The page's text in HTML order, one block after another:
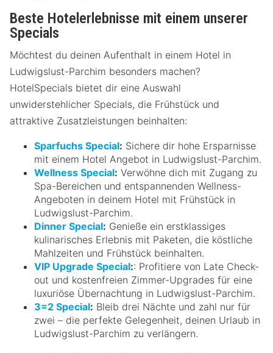
Beste Hotelerlebnisse mit einem unserer
Specials
Möchtest du deinen Aufenthalt in einem Hotel in
Ludwigslust-Parchim besonders machen?
HotelSpecials bietet dir eine Auswahl
unwiderstehlicher Specials, die Frühstück und
attraktive Zusatzleistungen beinhalten:
Sparfuchs Special: Sichere dir hohe Ersparnisse
mit einem Hotel Angebot in Ludwigslust-Parchim.
Wellness Special: Verwöhne dich mit Zugang zu
Spa-Bereichen und entspannenden Wellness-
Angeboten in deinem Hotel mit Frühstück in
Ludwigslust-Parchim.
Dinner Special: Genieße ein erstklassiges
kulinarisches Erlebnis mit Paketen, die köstliche
Mahlzeiten und Frühstück beinhalten.
VIP Upgrade Special:: Profitiere von Late Check-
out und kostenfreien Zimmer-Upgrades für eine
luxuriöse Übernachtung in Ludwigslust-Parchim.
3=2 Special: Bleib drei Nächte und zahl nur für
zwei – die perfekte Gelegenheit, deinen Urlaub in
Ludwigslust-Parchim zu verlängern.